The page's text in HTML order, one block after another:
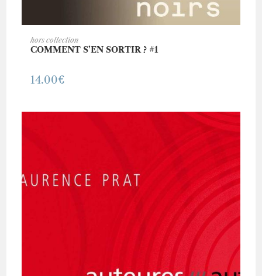
AJOUTER AU PANIER
hors collection
COMMENT S’EN SORTIR ? #1
14.00€